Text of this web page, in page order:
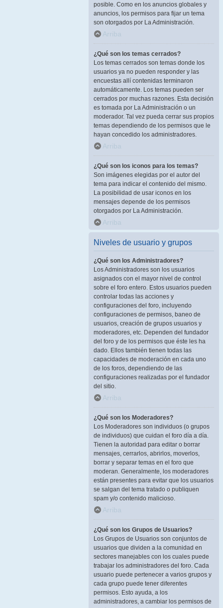
posible. Como en los anuncios globales y
anuncios, los permisos para fijar un tema
son otorgados por La Administración.
Arriba
¿Qué son los temas cerrados?
Los temas cerrados son temas donde los
usuarios ya no pueden responder y las
encuestas allí contenidas terminaron
automáticamente. Los temas pueden ser
cerrados por muchas razones. Esta decisión
es tomada por La Administración o un
moderador. Tal vez pueda cerrar sus propios
temas dependiendo de los permisos que le
hayan concedido los administradores.
Arriba
¿Qué son los iconos para los temas?
Son imágenes elegidas por el autor del
tema para indicar el contenido del mismo.
La posibilidad de usar iconos en los
mensajes depende de los permisos
otorgados por La Administración.
Arriba
Niveles de usuario y grupos
¿Qué son los Administradores?
Los Administradores son los usuarios
asignados con el mayor nivel de control
sobre el foro entero. Estos usuarios pueden
controlar todas las acciones y
configuraciones del foro, incluyendo
configuraciones de permisos, baneo de
usuarios, creación de grupos usuarios y
moderadores, etc. Dependen del fundador
del foro y de los permisos que éste les ha
dado. Ellos también tienen todas las
capacidades de moderación en cada uno
de los foros, dependiendo de las
configuraciones realizadas por el fundador
del sitio.
Arriba
¿Qué son los Moderadores?
Los Moderadores son individuos (o grupos
de individuos) que cuidan el foro día a día.
Tienen la autoridad para editar o borrar
mensajes, cerrarlos, abrirlos, moverlos,
borrar y separar temas en el foro que
moderan. Generalmente, los moderadores
están presentes para evitar que los usuarios
se salgan del tema tratado o publiquen
spam y/o contenido malicioso.
Arriba
¿Qué son los Grupos de Usuarios?
Los Grupos de Usuarios son conjuntos de
usuarios que dividen a la comunidad en
sectores manejables con los cuales puede
trabajar los administradores del foro. Cada
usuario puede pertenecer a varios grupos y
cada grupo puede tener diferentes
permisos. Esto ayuda, a los
administradores, a cambiar los permisos de